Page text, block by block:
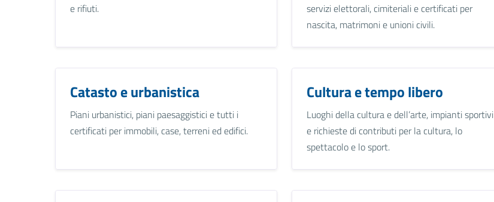
e rifiuti.
servizi elettorali, cimiteriali e certificati per
nascita, matrimoni e unioni civili.
Catasto e urbanistica
Piani urbanistici, piani paesaggistici e tutti i
certificati per immobili, case, terreni ed edifici.
Cultura e tempo libero
Luoghi della cultura e dell’arte, impianti sportivi
e richieste di contributi per la cultura, lo
spettacolo e lo sport.